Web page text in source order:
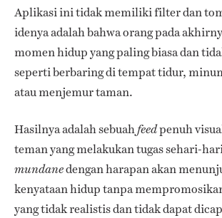
Aplikasi ini tidak memiliki filter dan
idenya adalah bahwa orang pada
momen hidup yang paling biasa dan
seperti berbaring di tempat tidur,
atau menjemur taman.
Hasilnya adalah sebuah feedpenuh
teman yang melakukan tugas sehari-
mundanedengan harapan akan
kenyataan hidup tanpa
yang tidak realistis dan tidak dapat